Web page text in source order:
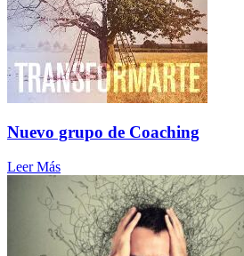
Nuevo grupo de Coaching
Leer Más